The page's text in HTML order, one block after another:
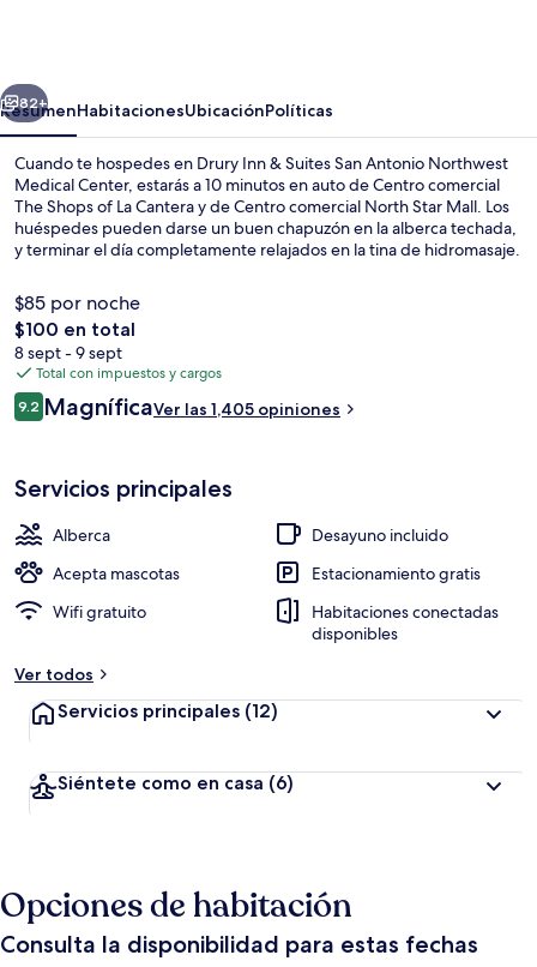
San
Antonio
Northwest
Medical
Center
Siguiente
82+
ResumenHabitacionesUbicaciónPolíticas
Cuando te hospedes en Drury Inn & Suites San Antonio Northwest
Medical Center, estarás a 10 minutos en auto de Centro comercial
The Shops of La Cantera y de Centro comercial North Star Mall. Los
huéspedes pueden darse un buen chapuzón en la alberca techada,
y terminar el día completamente relajados en la tina de hidromasaje.
comercial The Rim están a solo unos minutos en auto. El práctico
estacionamiento y el personal amable reciben muy buenas
calificaciones de otros visitantes.
$85 por noche
El
precio
total
es
de
$100 en total
8 sept - 9 sept
Total con impuestos y cargos
Opiniones
9.29.2 de 10,
MagníficaVer las 1,405 opiniones
Servicios principales
Alberca
Desayuno incluido
Acepta mascotas
Estacionamiento gratis
Wifi gratuito
Habitaciones conectadas
disponibles
Ver todos
Servicios principales (12)
Siéntete como en casa (6)
Opciones de habitación
Consulta la disponibilidad para estas fechas